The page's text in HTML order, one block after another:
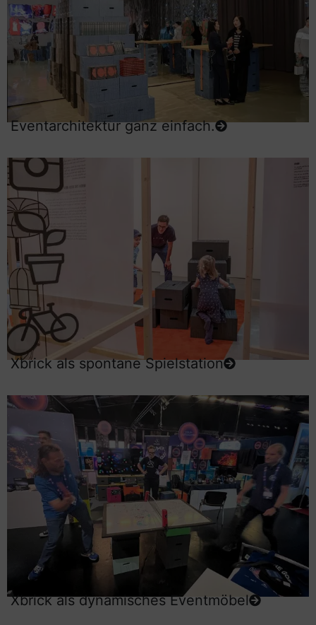
Eventarchitektur ganz einfach.
Xbrick als dynamisches Eventmöbel
Xbrick als spontane Spielstation